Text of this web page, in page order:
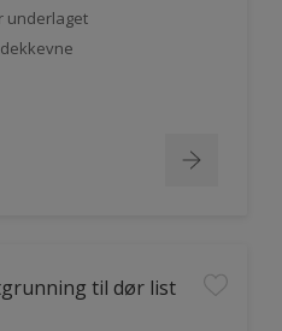
underlaget
til dør list